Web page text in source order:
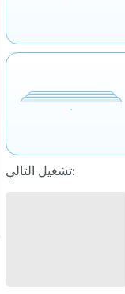
تشغيل التالي: